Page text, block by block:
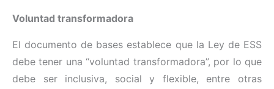
Voluntad transformadora
El documento de bases establece que la Ley de ESS
debe tener una “voluntad transformadora”, por lo que
debe ser inclusiva, social y flexible, entre otras